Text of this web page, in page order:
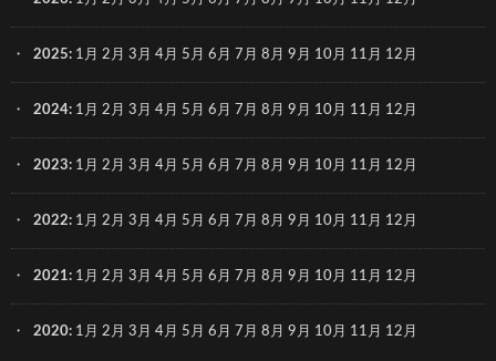
2025: 1月 2月 3月 4月 5月 6月 7月 8月 9月 10月 11月 12月
2024: 1月 2月 3月 4月 5月 6月 7月 8月 9月 10月 11月 12月
2023: 1月 2月 3月 4月 5月 6月 7月 8月 9月 10月 11月 12月
2022: 1月 2月 3月 4月 5月 6月 7月 8月 9月 10月 11月 12月
2021: 1月 2月 3月 4月 5月 6月 7月 8月 9月 10月 11月 12月
2020: 1月 2月 3月 4月 5月 6月 7月 8月 9月 10月 11月 12月